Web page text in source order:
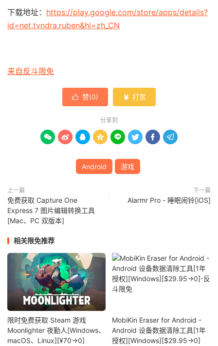
下载地址： https://play.google.com/store/apps/details?
id=net.tvndra.ruben&hl=zh_CN
来自反斗限免
 赞(0)  打赏
分享到
       
Android 游戏
上一篇
免费获取 Capture One
Express 7 图片编辑转换工具
[Mac、PC 双版本]
下一篇
Alarmr Pro - 睡眠闹铃[iOS]
相关限免推荐
限时免费获取 Steam 游戏
Moonlighter 夜勤人[Windows、
macOS、Linux][¥70→0]
MobiKin Eraser for Android -
Android 设备数据清除工具[1年
授权][Windows][$29.95→0]